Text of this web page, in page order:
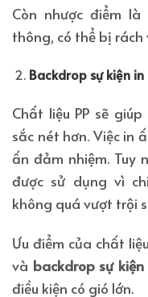
Còn nhược điểm
thông, có thể bị
Backdrop sự kiện
Chất liệu PP sẽ
sắc nét hơn. Việc in
ấn đảm nhiệm. Tuy
được sử dụng vì
không quá vượt trội
Ưu điểm của chất
và backdrop sự kiện
điều kiện có gió lớn.